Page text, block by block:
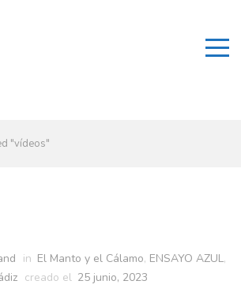
"vídeos"
in El Manto y el Cálamo, ENSAYO AZUL,
creado el 25 junio, 2023